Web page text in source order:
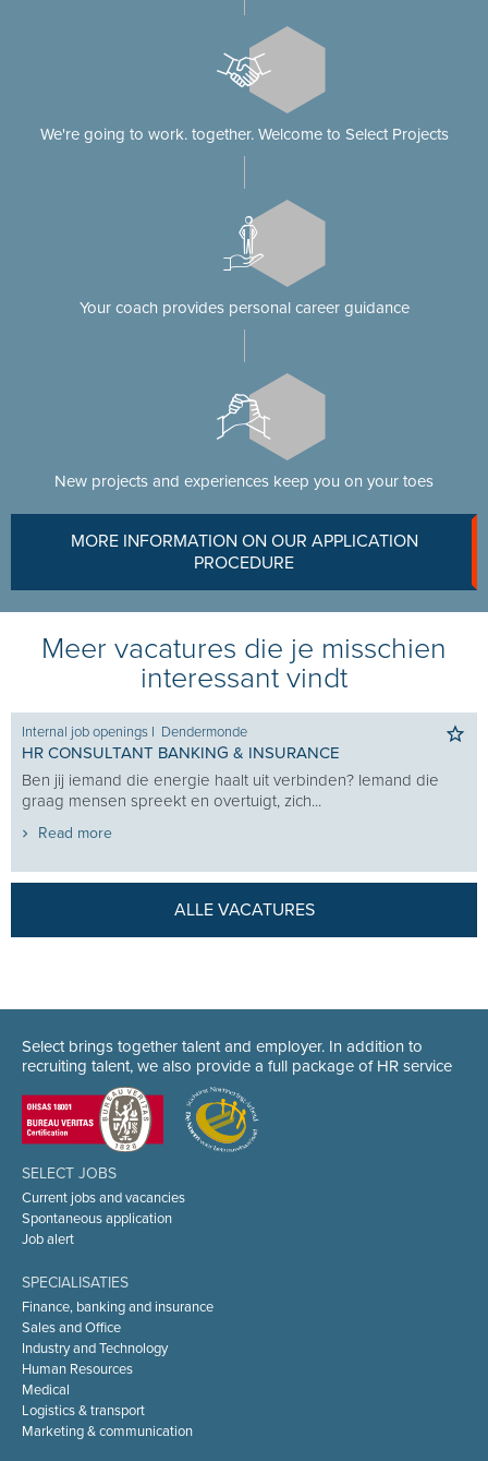
We're going to work. together. Welcome to Select Projects
Your coach provides personal career guidance
New projects and experiences keep you on your toes
MORE INFORMATION ON OUR APPLICATION
PROCEDURE
Meer vacatures die je misschien
interessant vindt
Internal job openings I Dendermonde
HR CONSULTANT BANKING & INSURANCE
Ben jij iemand die energie haalt uit verbinden? Iemand die
graag mensen spreekt en overtuigt, zich...
Read more
ALLE VACATURES
Select brings together talent and employer. In addition to
recruiting talent, we also provide a full package of HR service
SELECT JOBS
Current jobs and vacancies
Spontaneous application
Job alert
SPECIALISATIES
Finance, banking and insurance
Sales and Office
Industry and Technology
Human Resources
Medical
Logistics & transport
Marketing & communication